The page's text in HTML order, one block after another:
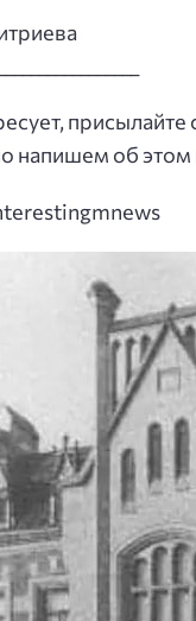
напишем об